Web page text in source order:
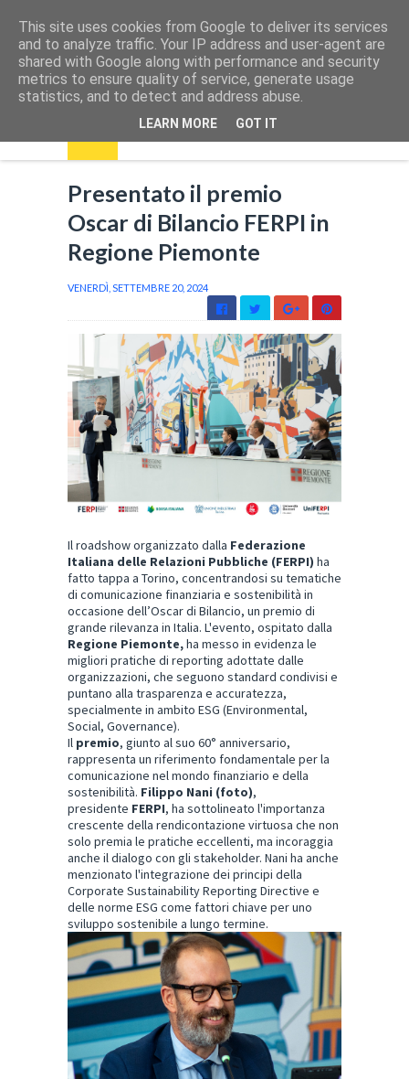
Presentato il premio
Oscar di Bilancio FERPI in
Regione Piemonte
VENERDÌ, SETTEMBRE 20, 2024
Il roadshow organizzato dalla Federazione
Italiana delle Relazioni Pubbliche (FERPI) ha
fatto tappa a Torino, concentrandosi su tematiche
di comunicazione finanziaria e sostenibilità in
occasione dell’Oscar di Bilancio, un premio di
grande rilevanza in Italia. L'evento, ospitato dalla
Regione Piemonte,ha messo in evidenza le
migliori pratiche di reporting adottate dalle
organizzazioni, che seguono standard condivisi e
puntano alla trasparenza e accuratezza,
specialmente in ambito ESG (Environmental,
Social, Governance).
Il premio, giunto al suo 60° anniversario,
rappresenta un riferimento fondamentale per la
comunicazione nel mondo finanziario e della
sostenibilità. Filippo Nani (foto),
presidente FERPI, ha sottolineato l'importanza
crescente della rendicontazione virtuosa che non
solo premia le pratiche eccellenti, ma incoraggia
anche il dialogo con gli stakeholder. Nani ha anche
menzionato l'integrazione dei principi della
Corporate Sustainability Reporting Directive e
delle norme ESG come fattori chiave per uno
sviluppo sostenibile a lungo termine.
This site uses cookies from Google to deliver its services
and to analyze traffic. Your IP address and user-agent are
shared with Google along with performance and security
metrics to ensure quality of service, generate usage
statistics, and to detect and address abuse.
LEARN MORE GOT IT